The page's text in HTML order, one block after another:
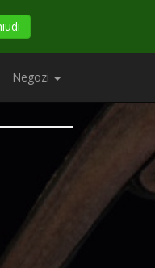
Negozi